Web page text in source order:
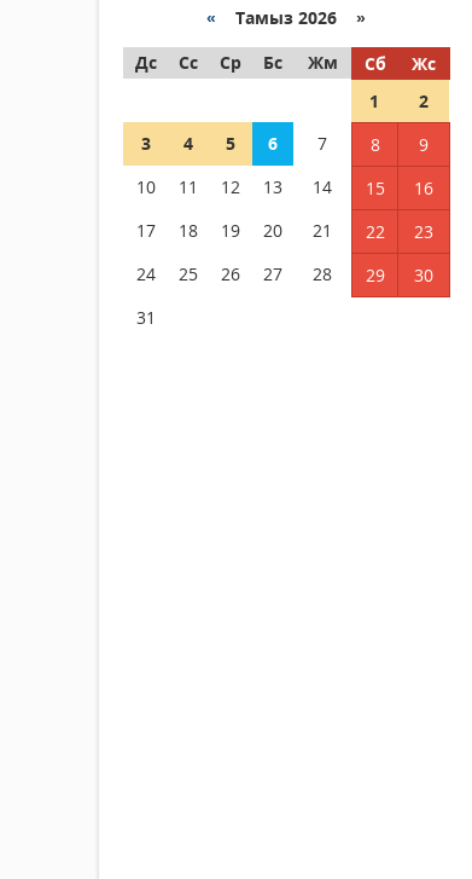
« Тамыз 2026 »
Дс
Сс Ср Бс Жм Сб
Жс
1
2
3
4 5 6 7 8
9
10
11 12 13 14 15
16
17
18 19 20 21 22
23
24
25 26 27 28 29
30
31